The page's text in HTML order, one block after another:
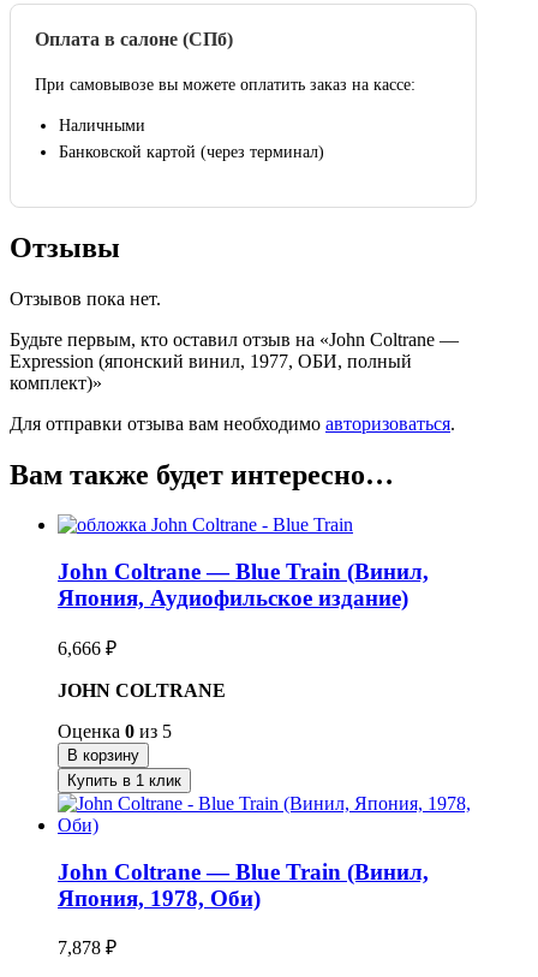
Оплата в салоне (СПб)
При самовывозе вы можете оплатить заказ на кассе:
Наличными
Банковской картой (через терминал)
Отзывы
Отзывов пока нет.
Будьте первым, кто оставил отзыв на «John Coltrane —
Expression (японский винил, 1977, ОБИ, полный
комплект)»
Для отправки отзыва вам необходимо авторизоваться.
Вам также будет интересно…
John Coltrane — Blue Train (Винил,
Япония, Аудиофильское издание)
6,666 ₽
JOHN COLTRANE
Оценка 0 из 5
В корзину
Купить в 1 клик
John Coltrane — Blue Train (Винил,
Япония, 1978, Оби)
7,878 ₽